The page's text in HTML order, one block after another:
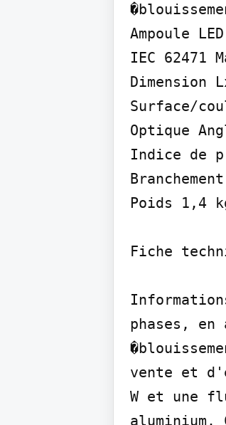
Ampoule
IEC 62471
Dimension
Surface/
Optique
Indice de
Poids 1,4
Fiche
phases, en
vente et
W et une
aluminium.